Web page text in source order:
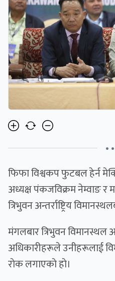
•
फिफा विश्वकप फुटबल हेर्न
अध्यक्ष पंकजविक्रम नेम्वाङ र
त्रिभुवन अन्तर्राष्ट्रिय
मंगलबार त्रिभुवन विमानस्थल
अधिकारीहरूले उनीहरूलाई
राेक लगाएकाे हाे।